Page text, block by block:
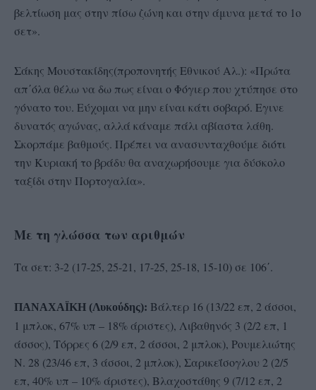
βελτίωση μας στην πίσω ζώνη και στην άμυνα μετά το 1ο
σετ».
Σάκης Μουστακίδης(προπονητής Εθνικού Αλ.): «Πρώτα
απ΄όλα θέλω να δω πως είναι ο Φόγιερ που χτύπησε στο
γόνατο του. Εύχομαι να μην είναι κάτι σοβαρό. Εγινε
δυνατός αγώνας, αλλά κάναμε πάλι αβίαστα λάθη.
Σκορπάμε βαθμούς. Πρέπει να ανασυνταχθούμε διότι
την Κυριακή το βράδυ θα αναχωρήσουμε για δύσκολο
ταξίδι στην Πορτογαλία».
Με τη γλώσσα των αριθμών
Τα σετ: 3-2 (17-25, 25-21, 17-25, 25-18, 15-10) σε 106΄.
ΠΑΝΑΧΑΪΚΗ (Λυκούδης): Βάλτερ 16 (13/22 επ, 2 άσσοι,
1 μπλοκ, 67% υπ – 18% άριστες), Λιβαθηνός 3 (2/2 επ, 1
άσσος), Τόρρες 6 (2/9 επ, 2 άσσοι, 2 μπλοκ), Ρουμελιώτης
Ν. 28 (23/46 επ, 3 άσσοι, 2 μπλοκ), Σαρικεΐσογλου 2 (2/5
επ, 40% υπ – 10% άριστες), Βλαχοστάθης 9 (7/12 επ, 2